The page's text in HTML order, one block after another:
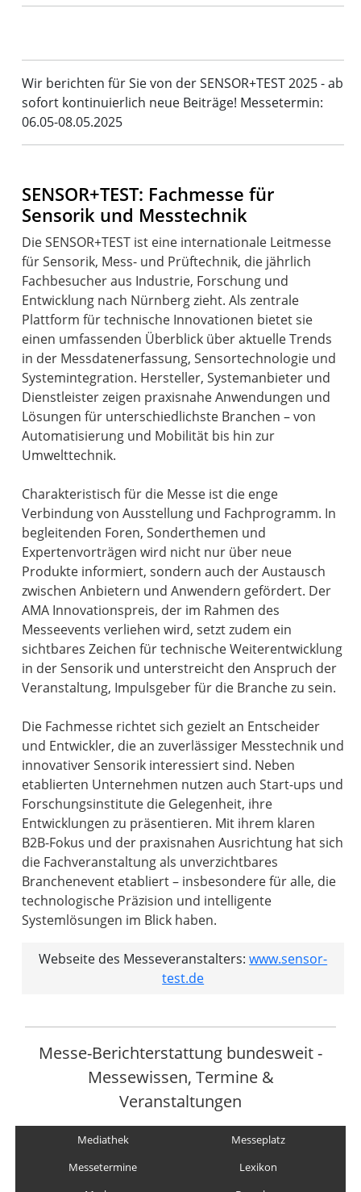
Wir berichten für Sie von der SENSOR+TEST 2025 - ab
sofort kontinuierlich neue Beiträge! Messetermin:
06.05-08.05.2025
SENSOR+TEST: Fachmesse für
Sensorik und Messtechnik
Die SENSOR+TEST ist eine internationale Leitmesse
für Sensorik, Mess- und Prüftechnik, die jährlich
Fachbesucher aus Industrie, Forschung und
Entwicklung nach Nürnberg zieht. Als zentrale
Plattform für technische Innovationen bietet sie
einen umfassenden Überblick über aktuelle Trends
in der Messdatenerfassung, Sensortechnologie und
Systemintegration. Hersteller, Systemanbieter und
Dienstleister zeigen praxisnahe Anwendungen und
Lösungen für unterschiedlichste Branchen – von
Automatisierung und Mobilität bis hin zur
Umwelttechnik.
Charakteristisch für die Messe ist die enge
Verbindung von Ausstellung und Fachprogramm. In
begleitenden Foren, Sonderthemen und
Expertenvorträgen wird nicht nur über neue
Produkte informiert, sondern auch der Austausch
zwischen Anbietern und Anwendern gefördert. Der
AMA Innovationspreis, der im Rahmen des
Messeevents verliehen wird, setzt zudem ein
sichtbares Zeichen für technische Weiterentwicklung
in der Sensorik und unterstreicht den Anspruch der
Veranstaltung, Impulsgeber für die Branche zu sein.
Die Fachmesse richtet sich gezielt an Entscheider
und Entwickler, die an zuverlässiger Messtechnik und
innovativer Sensorik interessiert sind. Neben
etablierten Unternehmen nutzen auch Start-ups und
Forschungsinstitute die Gelegenheit, ihre
Entwicklungen zu präsentieren. Mit ihrem klaren
B2B-Fokus und der praxisnahen Ausrichtung hat sich
die Fachveranstaltung als unverzichtbares
Branchenevent etabliert – insbesondere für alle, die
technologische Präzision und intelligente
Systemlösungen im Blick haben.
Webseite des Messeveranstalters:www.sensor-
test.de
Messe-Berichterstattung bundesweit -
Messewissen, Termine &
Veranstaltungen
Mediathek
Messeplatz
Messetermine
Lexikon